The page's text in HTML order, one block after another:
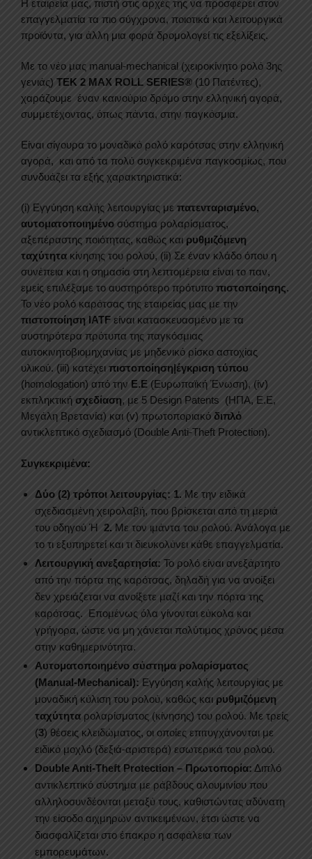
2016+
HILUX
ποσότητα
Η εταιρεία μας, πιστή στις αρχές της να προσφέρει στον
επαγγελματία τα πιο σύγχρονα, ποιοτικά και λειτουργικά
προϊόντα, για άλλη μια φορά δρομολογεί τις εξελίξεις.
Με το νέο μας manual-mechanical (χειροκίνητο ρολό 3ης
γενιάς) TEK 2 MAX ROLL SERIES® (10 Πατέντες),
χαράζουμε έναν καινούριο δρόμο στην ελληνική αγορά,
συμμετέχοντας, όπως πάντα, στην παγκόσμια.
Είναι σίγουρα το μοναδικό ρολό καρότσας στην ελληνική
αγορά, και από τα πολύ συγκεκριμένα παγκοσμίως, που
συνδυάζει τα εξής χαρακτηριστικά:
(i) Εγγύηση καλής λειτουργίας με πατενταρισμένο,
αυτοματοποιημένο σύστημα ρολαρίσματος,
αξεπέραστης ποιότητας, καθώς και ρυθμιζόμενη
ταχύτητα κίνησης του ρολού, (ii) Σε έναν κλάδο όπου η
συνέπεια και η σημασία στη λεπτομέρεια είναι το παν,
εμείς επιλέξαμε το αυστηρότερο πρότυπο πιστοποίησης.
Το νέο ρολό καρότσας της εταιρείας μας με την
πιστοποίηση IATF είναι κατασκευασμένο με τα
αυστηρότερα πρότυπα της παγκόσμιας
αυτοκινητοβιομηχανίας με μηδενικό ρίσκο αστοχίας
υλικού. (iii) κατέχει πιστοποίηση|έγκριση τύπου
(homologation) από την Ε.Ε (Ευρωπαϊκή Ένωση), (iv)
εκπληκτική σχεδίαση, με 5 Design Patents (ΗΠΑ, Ε.Ε,
Μεγάλη Βρετανία) και (v) πρωτοποριακό διπλό
αντικλεπτικό σχεδιασμό (Double Anti-Theft Protection).
Συγκεκριμένα:
Δύο (2) τρόποι λειτουργίας: 1. Με την ειδικά
σχεδιασμένη χειρολαβή, που βρίσκεται από τη μεριά
του οδηγού Ή 2. Με τον ιμάντα του ρολού. Ανάλογα με
το τι εξυπηρετεί και τι διευκολύνει κάθε επαγγελματία.
Λειτουργική ανεξαρτησία: Το ρολό είναι ανεξάρτητο
από την πόρτα της καρότσας, δηλαδή για να ανοίξει
δεν χρειάζεται να ανοίξετε μαζί και την πόρτα της
καρότσας. Επομένως όλα γίνονται εύκολα και
γρήγορα, ώστε να μη χάνεται πολύτιμος χρόνος μέσα
στην καθημερινότητα.
Αυτοματοποιημένο σύστημα ρολαρίσματος
(Manual-Mechanical): Εγγύηση καλής λειτουργίας με
μοναδική κύλιση του ρολού, καθώς και ρυθμιζόμενη
ταχύτητα ρολαρίσματος (κίνησης) του ρολού. Με τρείς
(3) θέσεις κλειδώματος, οι οποίες επιτυγχάνονται με
ειδικό μοχλό (δεξιά-αριστερά) εσωτερικά του ρολού.
Double Anti-Theft Protection – Πρωτοπορία: Διπλό
αντικλεπτικό σύστημα με ράβδους αλουμινίου που
αλληλοσυνδέονται μεταξύ τους, καθιστώντας αδύνατη
την είσοδο αιχμηρών αντικειμένων, έτσι ώστε να
διασφαλίζεται στο έπακρο η ασφάλεια των
εμπορευμάτων.